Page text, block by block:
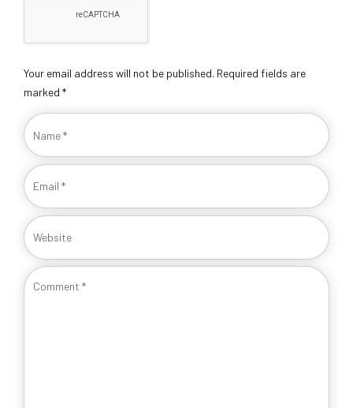
Your email address will not be published. Required fields are
marked *